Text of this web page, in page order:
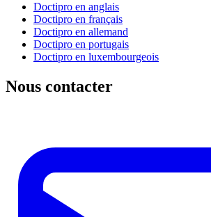
Doctipro en anglais
Doctipro en français
Doctipro en allemand
Doctipro en portugais
Doctipro en luxembourgeois
Nous contacter